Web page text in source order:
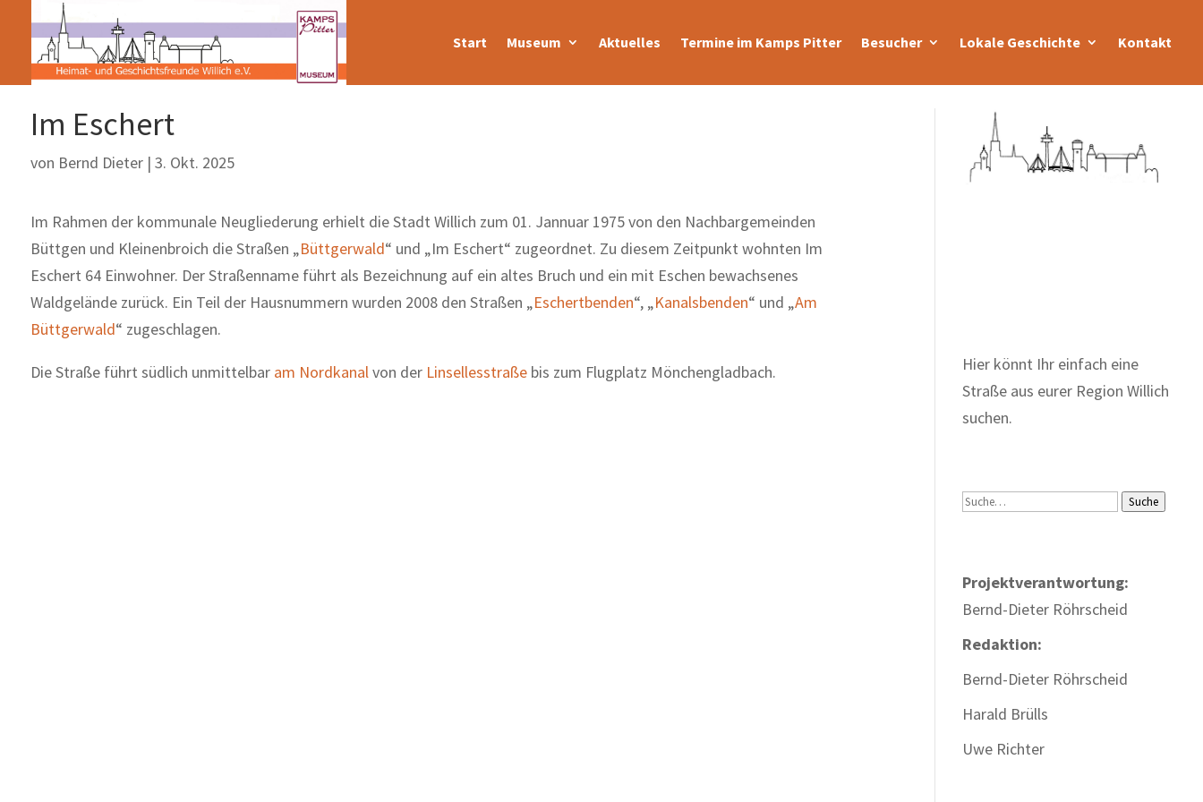
Start Museum Aktuelles Termine im Kamps Pitter Besucher Lokale Geschichte Kontakt
Im Eschert
von Bernd Dieter| 3. Okt. 2025
Im Rahmen der kommunale Neugliederung erhielt die Stadt Willich zum 01. Jannuar 1975 von den Nachbargemeinden
Büttgen und Kleinenbroich die Straßen „Büttgerwald“ und „Im Eschert“ zugeordnet. Zu diesem Zeitpunkt wohnten Im
Eschert 64 Einwohner. Der Straßenname führt als Bezeichnung auf ein altes Bruch und ein mit Eschen bewachsenes
Waldgelände zurück. Ein Teil der Hausnummern wurden 2008 den Straßen „Eschertbenden“, „Kanalsbenden“ und „Am
Büttgerwald“ zugeschlagen.
Die Straße führt südlich unmittelbar am Nordkanal von der Linsellesstraßebis zum Flugplatz Mönchengladbach.
Hier könnt Ihr einfach eine
Straße aus eurer Region Willich
suchen.
Suche Suche
Projektverantwortung:
Bernd-Dieter Röhrscheid
Redaktion:
Bernd-Dieter Röhrscheid
Harald Brülls
Uwe Richter